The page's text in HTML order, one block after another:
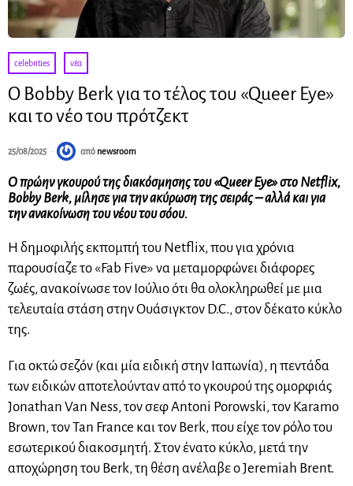
celebrities · νέα
Ο Bobby Berk για το τέλος του «Queer Eye»
και το νέο του πρότζεκτ
25/08/2025 από newsroom
Ο πρώην γκουρού της διακόσμησης του «Queer Eye» στο Netflix,
Bobby Berk, μίλησε για την ακύρωση της σειράς – αλλά και για
την ανακοίνωση του νέου του σόου.
Η δημοφιλής εκπομπή του Netflix, που για χρόνια
παρουσίαζε το «Fab Five» να μεταμορφώνει διάφορες
ζωές, ανακοίνωσε τον Ιούλιο ότι θα ολοκληρωθεί με μια
τελευταία στάση στην Ουάσιγκτον D.C., στον δέκατο κύκλο
της.
Για οκτώ σεζόν (και μία ειδική στην Ιαπωνία), η πεντάδα
των ειδικών αποτελούνταν από το γκουρού της ομορφιάς
Jonathan Van Ness, τον σεφ Antoni Porowski, τον Karamo
Brown, τον Tan France και τον Berk, που είχε τον ρόλο του
εσωτερικού διακοσμητή. Στον ένατο κύκλο, μετά την
αποχώρηση του Berk, τη θέση ανέλαβε ο Jeremiah Brent.